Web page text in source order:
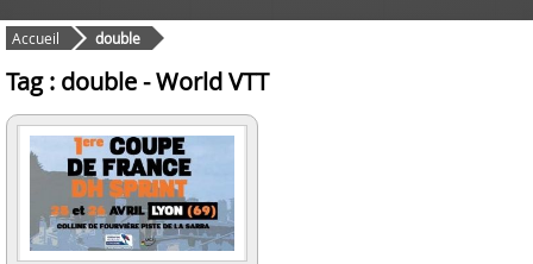
Accueil double
Tag : double - World VTT